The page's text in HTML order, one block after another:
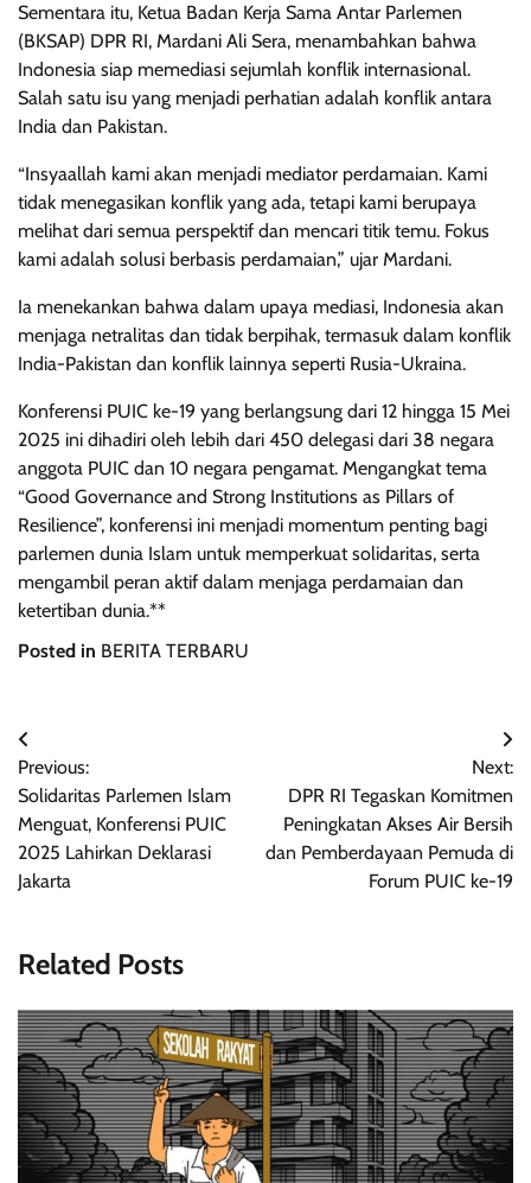
Sementara itu, Ketua Badan Kerja Sama Antar Parlemen
(BKSAP) DPR RI, Mardani Ali Sera, menambahkan bahwa
Indonesia siap memediasi sejumlah konflik internasional.
Salah satu isu yang menjadi perhatian adalah konflik antara
India dan Pakistan.
“Insyaallah kami akan menjadi mediator perdamaian. Kami
tidak menegasikan konflik yang ada, tetapi kami berupaya
melihat dari semua perspektif dan mencari titik temu. Fokus
kami adalah solusi berbasis perdamaian,” ujar Mardani.
Ia menekankan bahwa dalam upaya mediasi, Indonesia akan
menjaga netralitas dan tidak berpihak, termasuk dalam konflik
India-Pakistan dan konflik lainnya seperti Rusia-Ukraina.
Konferensi PUIC ke-19 yang berlangsung dari 12 hingga 15 Mei
2025 ini dihadiri oleh lebih dari 450 delegasi dari 38 negara
anggota PUIC dan 10 negara pengamat. Mengangkat tema
“Good Governance and Strong Institutions as Pillars of
Resilience”, konferensi ini menjadi momentum penting bagi
parlemen dunia Islam untuk memperkuat solidaritas, serta
mengambil peran aktif dalam menjaga perdamaian dan
ketertiban dunia.**
Posted in BERITA TERBARU
Navigasi
pos
Previous:
Solidaritas Parlemen Islam
Menguat, Konferensi PUIC
2025 Lahirkan Deklarasi
Jakarta
Next:
DPR RI Tegaskan Komitmen
Peningkatan Akses Air Bersih
dan Pemberdayaan Pemuda di
Forum PUIC ke-19
Related Posts